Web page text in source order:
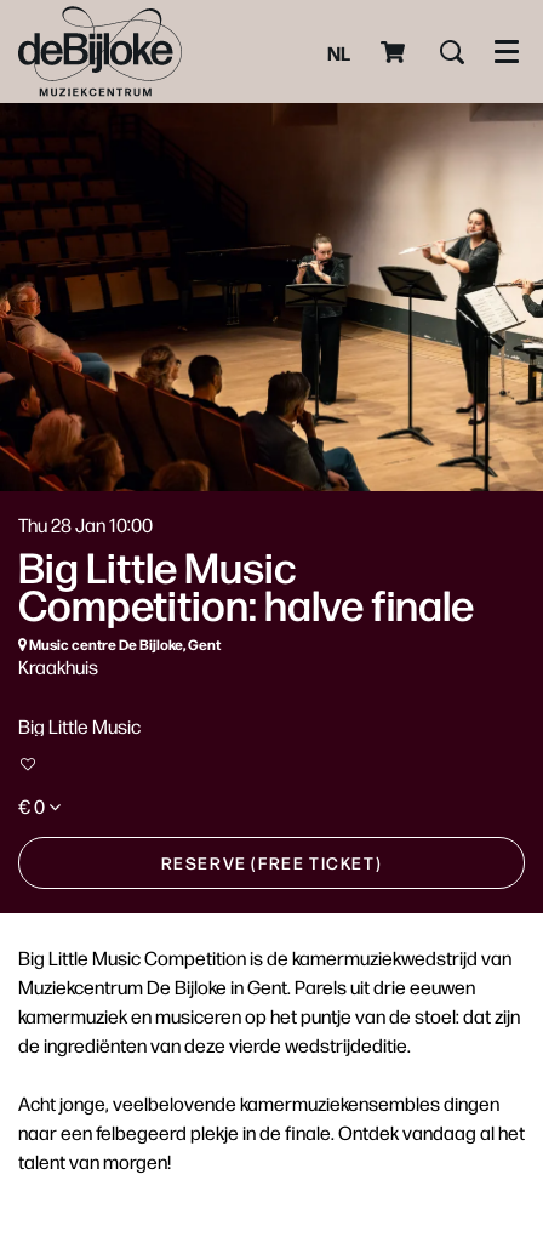
NL
Big Little Music
Competition: halve finale
Thu 28 Jan10:00
Music centre De Bijloke, Gent
Kraakhuis
Big Little Music
€ 0
RESERVE (FREE TICKET)
Big Little Music Competition is de kamermuziekwedstrijd van
Muziekcentrum De Bijloke in Gent. Parels uit drie eeuwen
kamermuziek en musiceren op het puntje van de stoel: dat zijn
de ingrediënten van deze vierde wedstrijdeditie.
Acht jonge, veelbelovende kamermuziekensembles dingen
naar een felbegeerd plekje in de finale. Ontdek vandaag al het
talent van morgen!